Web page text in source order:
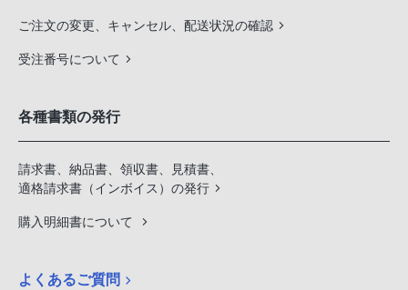
ご注文の変更、キャンセル、配送状況の確認
受注番号について
各種書類の発行
請求書、納品書、領収書、見積書、
適格請求書（インボイス）の発行
購入明細書について
よくあるご質問